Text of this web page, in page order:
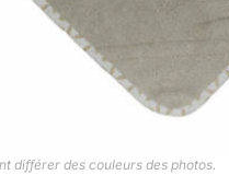
différer des couleurs des photos.